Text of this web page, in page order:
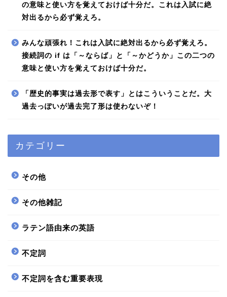
の意味と使い方を覚えておけば十分だ。これは入試に絶
対出るから必ず覚えろ。
みんな頑張れ！これは入試に絶対出るから必ず覚えろ。
接続詞の if は「～ならば」と「～かどうか」この二つの
意味と使い方を覚えておけば十分だ。
「歴史的事実は過去形で表す」とはこういうことだ。大
過去っぽいが過去完了形は使わないぞ！
カテゴリー
その他
その他雑記
ラテン語由来の英語
不定詞
不定詞を含む重要表現